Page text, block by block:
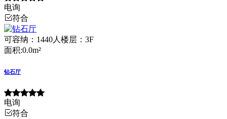
电询
符合
可容纳：1440人 楼层：3F
面积:0.0m²
钻石厅
电询
符合